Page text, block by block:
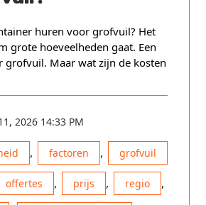
huren voor grofvuil? Het
grote hoeveelheden gaat. Een
grofvuil. Maar wat zijn de kosten
2026 14:33 PM
, factoren , grofvuil
offertes , prijs , regio ,